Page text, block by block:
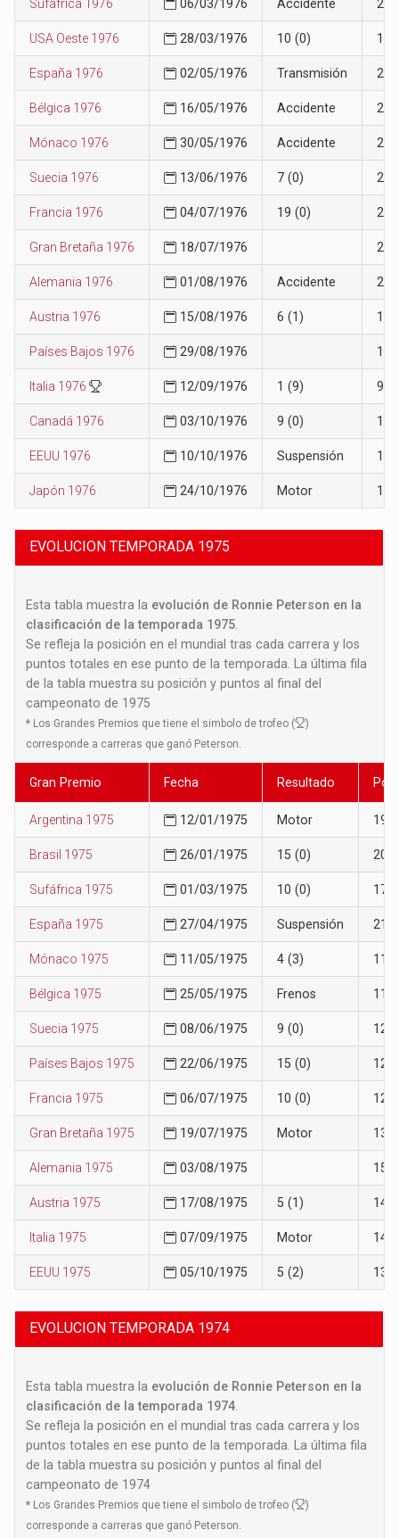
Sufáfrica 1976 06/03/1976 Accidente 26
USA Oeste 1976 28/03/1976 10 (0) 19
España 1976 02/05/1976 Transmisión 23
Bélgica 1976 16/05/1976 Accidente 24
Mónaco 1976 30/05/1976 Accidente 24
Suecia 1976 13/06/1976 7 (0) 20
Francia 1976 04/07/1976 19 (0) 20
Gran Bretaña 1976 18/07/1976 20
Alemania 1976 01/08/1976 Accidente 21
Austria 1976 15/08/1976 6 (1) 18
Países Bajos 1976 29/08/1976 18
Italia 1976 12/09/1976 1 (9) 9
Canadá 1976 03/10/1976 9 (0) 10
EEUU 1976 10/10/1976 Suspensión 10
Japón 1976 24/10/1976 Motor 11
EVOLUCION TEMPORADA 1975
Esta tabla muestra la evolución de Ronnie Peterson en la
clasificación de la temporada 1975
Se refleja la posición en el mundial tras cada carrera y los
puntos totales en ese punto de la temporada. La última fila
de la tabla muestra su posición y puntos al final del
campeonato de 1975
* Los Grandes Premios que tiene el simbolo de trofeo (
)
corresponde a carreras que ganó Peterson.
Gran Premio Fecha Resultado
Argentina 1975 12/01/1975 Motor 19
Brasil 1975 26/01/1975 15 (0) 20
Sufáfrica 1975 01/03/1975 10 (0) 17
España 1975 27/04/1975 Suspensión 21
Mónaco 1975 11/05/1975 4 (3) 11
Bélgica 1975 25/05/1975 Frenos 11
Suecia 1975 08/06/1975 9 (0) 12
Países Bajos 1975 22/06/1975 15 (0) 12
Francia 1975 06/07/1975 10 (0) 12
Gran Bretaña 1975 19/07/1975 Motor 13
Alemania 1975 03/08/1975 15
Austria 1975 17/08/1975 5 (1) 14
Italia 1975 07/09/1975 Motor 14
EEUU 1975 05/10/1975 5 (2) 13
EVOLUCION TEMPORADA 1974
Esta tabla muestra la evolución de Ronnie Peterson en la
clasificación de la temporada 1974
Se refleja la posición en el mundial tras cada carrera y los
puntos totales en ese punto de la temporada. La última fila
de la tabla muestra su posición y puntos al final del
campeonato de 1974
* Los Grandes Premios que tiene el simbolo de trofeo (
)
corresponde a carreras que ganó Peterson.